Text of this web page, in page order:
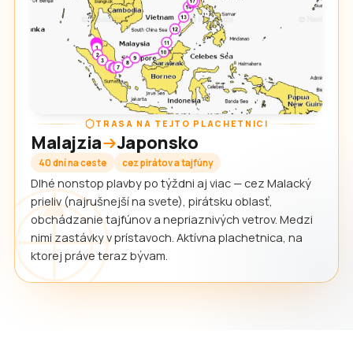
TRASA NA TEJTO PLACHETNICI
Malajzia Japonsko
40 dní na ceste cez pirátov a tajfúny
Dlhé nonstop plavby po týždni aj viac — cez Malacký
prieliv (najrušnejší na svete), pirátsku oblasť,
obchádzanie tajfúnov a nepriaznivých vetrov. Medzi
nimi zastávky v prístavoch. Aktívna plachetnica, na
ktorej práve teraz bývam.